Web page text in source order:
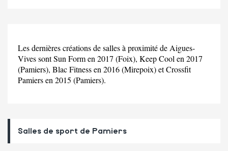
Les dernières créations de salles à proximité de Aigues-
Vives sont Sun Form en 2017 (Foix), Keep Cool en 2017
(Pamiers), Blac Fitness en 2016 (Mirepoix) et Crossfit
Pamiers en 2015 (Pamiers).
Salles de sport de Pamiers